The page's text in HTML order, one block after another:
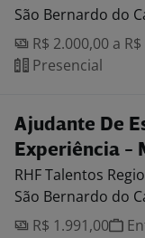
São Bernardo do
R$ 2.000,00 a
Presencial
Ajudante De
Experiência -
RHF Talentos
São Bernardo do
R$ 1.991,00